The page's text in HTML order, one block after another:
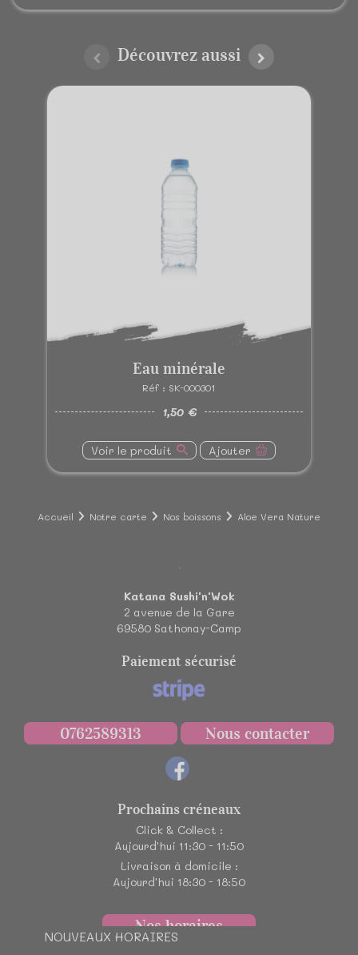
Découvrez aussi
Eau minérale
Réf : SK-000301
1,50 €
Voir le produit Ajouter
Accueil Notre carte Nos boissons Aloe Vera Nature
Katana Sushi'n'Wok
2 avenue de la Gare
69580 Sathonay-Camp
Paiement sécurisé
0762589313 Nous contacter
Prochains créneaux
Click & Collect :
Aujourd'hui 11:30 - 11:50
Livraison à domicile :
Aujourd'hui 18:30 - 18:50
Nos horaires
NOUVEAUX HORAIRES